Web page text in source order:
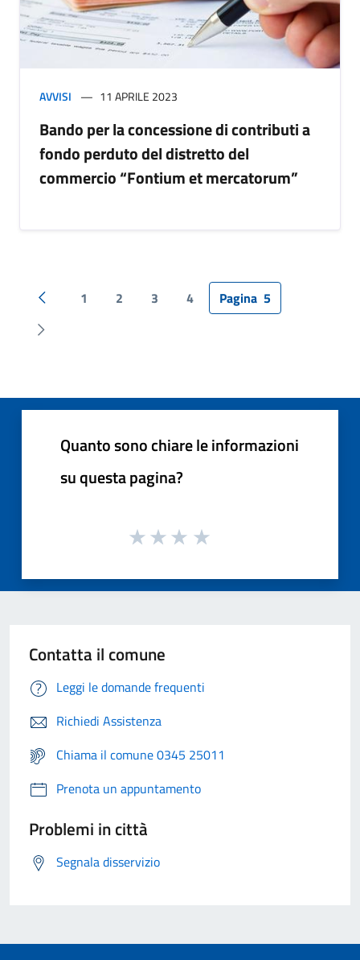
AVVISI 11 APRILE 2023
Bando per la concessione di contributi a
fondo perduto del distretto del
commercio “Fontium et mercatorum”
Pagina precedente
1 2 3 4 Pagina 5
Pagina successiva
Quanto sono chiare le informazioni
su questa pagina?
Contatta il comune
Leggi le domande frequenti
Richiedi Assistenza
Chiama il comune 0345 25011
Prenota un appuntamento
Problemi in città
Segnala disservizio